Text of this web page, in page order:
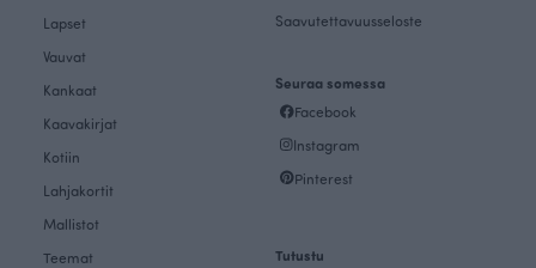
Lapset
Vauvat
Kankaat
Kaavakirjat
Kotiin
Lahjakortit
Mallistot
Teemat
Saavutettavuusseloste
Seuraa somessa
Facebook
Instagram
Pinterest
Tutustu